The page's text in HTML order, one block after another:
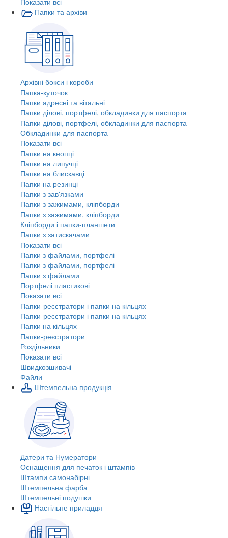
Папки та архіви
Архівні бокси і короби
Папка-куточок
Папки адресні та вітальні
Папки ділові, портфелі, обкладинки для паспорта
Папки ділові, портфелі, обкладинки для паспорта
Обкладинки для паспорта
Показати всі
Папки на кнопці
Папки на липучці
Папки на блискавці
Папки на резинці
Папки з зав'язками
Папки з зажимами, кліпборди
Папки з зажимами, кліпборди
Кліпборди і папки-планшети
Папки з затискачами
Показати всі
Папки з файлами, портфелі
Папки з файлами, портфелі
Папки з файлами
Портфелі пластикові
Показати всі
Папки-реєстратори і папки на кільцях
Папки-реєстратори і папки на кільцях
Папки на кільцях
Папки-реєстратори
Роздільники
Показати всі
Швидкозшивачi
Файли
Штемпельна продукція
Датери та Нумератори
Оснащення для печаток і штампів
Штампи самонабірні
Штемпельна фарба
Штемпельні подушки
Настільне приладдя